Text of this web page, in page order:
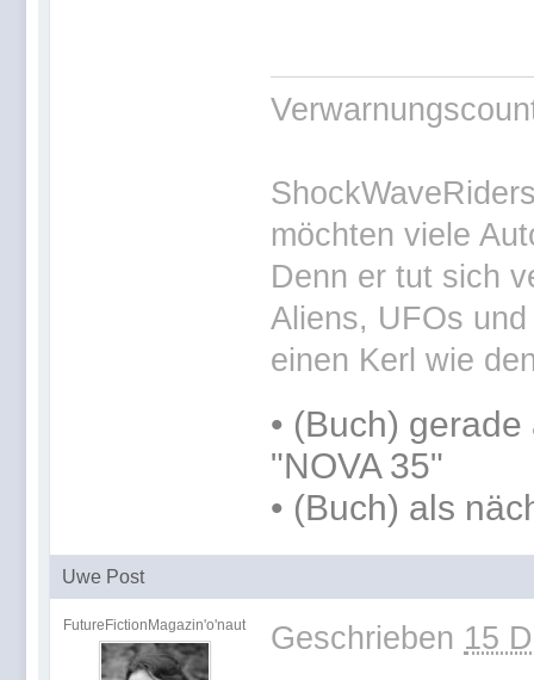
möchten viele
Denn er tut sich
Aliens, UFOs
einen Kerl wie
• (Buch) gerade
"NOVA 35"
• (Buch) als
Uwe Post
FutureFictionMagazin'o'naut Geschrieben 15